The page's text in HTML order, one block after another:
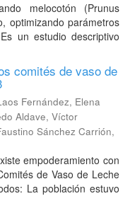
melocotón (Prunus
optimizando parámetros
un estudio descriptivo
comités de vaso de
Fernández, Elena
Aldave, Víctor
Sánchez Carrión,
empoderamiento con
de Vaso de Leche
La población estuvo